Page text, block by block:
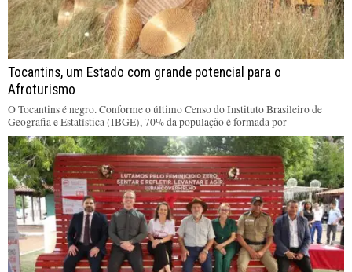
Tocantins, um Estado com grande potencial para o
Afroturismo
O Tocantins é negro. Conforme o último Censo do Instituto Brasileiro de
Geografia e Estatística (IBGE), 70% da população é formada por